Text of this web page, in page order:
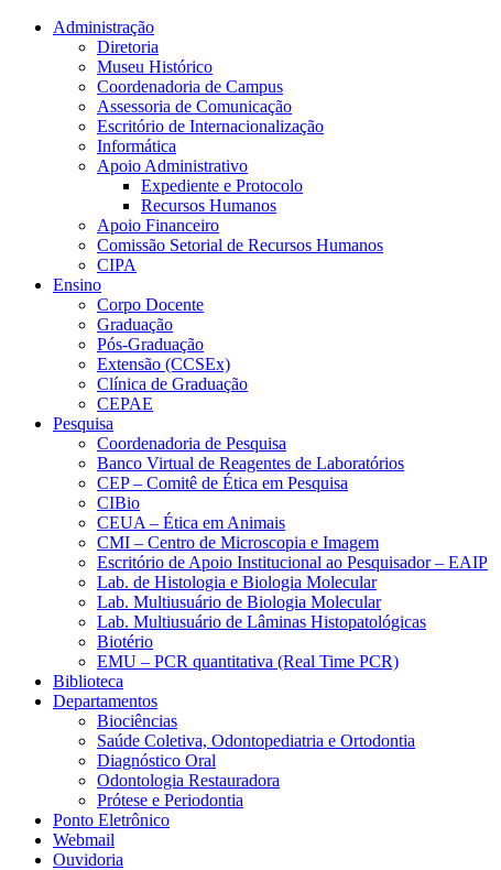
Conteúdo principal Menu principal
Administração
Diretoria
Museu Histórico
Coordenadoria de Campus
Assessoria de Comunicação
Escritório de Internacionalização
Informática
Apoio Administrativo
Expediente e Protocolo
Recursos Humanos
Apoio Financeiro
Comissão Setorial de Recursos Humanos
CIPA
Ensino
Corpo Docente
Graduação
Pós-Graduação
Extensão (CCSEx)
Clínica de Graduação
CEPAE
Pesquisa
Coordenadoria de Pesquisa
Banco Virtual de Reagentes de Laboratórios
CEP – Comitê de Ética em Pesquisa
CIBio
CEUA – Ética em Animais
CMI – Centro de Microscopia e Imagem
Escritório de Apoio Institucional ao Pesquisador – EAIP
Lab. de Histologia e Biologia Molecular
Lab. Multiusuário de Biologia Molecular
Lab. Multiusuário de Lâminas Histopatológicas
Biotério
EMU – PCR quantitativa (Real Time PCR)
Biblioteca
Departamentos
Biociências
Saúde Coletiva, Odontopediatria e Ortodontia
Diagnóstico Oral
Odontologia Restauradora
Prótese e Periodontia
Ponto Eletrônico
Webmail
Ouvidoria